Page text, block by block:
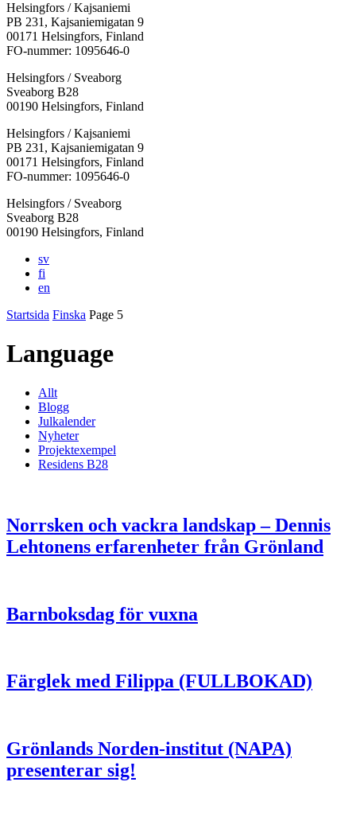
Helsingfors / Kajsaniemi
PB 231, Kajsaniemigatan 9
00171 Helsingfors, Finland
FO-nummer: 1095646-0
Helsingfors / Sveaborg
Sveaborg B28
00190 Helsingfors, Finland
Facebook:
Öppnas
i
en
flik
Instagram:
Öppnas
i
en
flik
TikTok:
Öppnas
i
en
flik
Youtube:
Öppnas
i
en
flik
Vimeo:
Öppnas
i
en
flik
Helsingfors / Kajsaniemi
PB 231, Kajsaniemigatan 9
00171 Helsingfors, Finland
FO-nummer: 1095646-0
Helsingfors / Sveaborg
Sveaborg B28
00190 Helsingfors, Finland
sv
fi
en
Startsida Finska Page 5
Language
Allt
Blogg
Julkalender
Nyheter
Projektexempel
Residens B28
Norrsken och vackra landskap – Dennis
Lehtonens erfarenheter från Grönland
Barnboksdag för vuxna
Färglek med Filippa (FULLBOKAD)
Grönlands Norden-institut (NAPA)
presenterar sig!